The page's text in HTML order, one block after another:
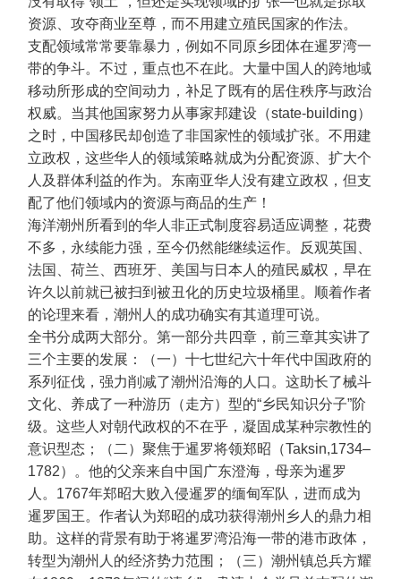
资源、攻夺商业至尊，而不用建立殖民国家的作法。
支配领域常常要靠暴力，例如不同原乡团体在暹罗湾一
带的争斗。不过，重点也不在此。大量中国人的跨地域
移动所形成的空间动力，补足了既有的居住秩序与政治
权威。当其他国家努力从事家邦建设（state-building）
之时，中国移民却创造了非国家性的领域扩张。不用建
立政权，这些华人的领域策略就成为分配资源、扩大个
人及群体利益的作为。东南亚华人没有建立政权，但支
配了他们领域内的资源与商品的生产！
海洋潮州所看到的华人非正式制度容易适应调整，花费
不多，永续能力强，至今仍然能继续运作。反观英国、
法国、荷兰、西班牙、美国与日本人的殖民威权，早在
许久以前就已被扫到被丑化的历史垃圾桶里。顺着作者
的论理来看，潮州人的成功确实有其道理可说。
全书分成两大部分。第一部分共四章，前三章其实讲了
三个主要的发展：（一）十七世纪六十年代中国政府的
系列征伐，强力削减了潮州沿海的人口。这助长了械斗
文化、养成了一种游历（走方）型的“乡民知识分子”阶
级。这些人对朝代政权的不在乎，凝固成某种宗教性的
意识型态；（二）聚焦于暹罗将领郑昭（Taksin,1734–
1782）。他的父亲来自中国广东澄海，母亲为暹罗
人。1767年郑昭大败入侵暹罗的缅甸军队，进而成为
暹罗国王。作者认为郑昭的成功获得潮州乡人的鼎力相
助。这样的背景有助于将暹罗湾沿海一带的港市政体，
转型为潮州人的经济势力范围；（三）潮州镇总兵方耀